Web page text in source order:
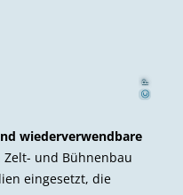
©
Peter
H
se
wiederverwendbare
Zelt- und Bühnenbau
eingesetzt, die